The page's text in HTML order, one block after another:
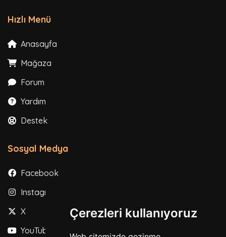
Çerezleri kullanıyoruz
Hızlı Menü
Anasayfa
Mağaza
Forum
Yardım
Destek
Sosyal Medya
Facebook
Instagram
X
YouTube